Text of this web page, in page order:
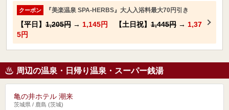
クーポン 『美楽温泉 SPA-HERBS』大人入浴料最大70円引き
【平日】 1,205円 → 1,145円 【土日祝】 1,445円 → 1,37
5円
周辺の温泉・日帰り温泉・スーパー銭湯
亀の井ホテル 潮来
茨城県 / 鹿島 (茨城)